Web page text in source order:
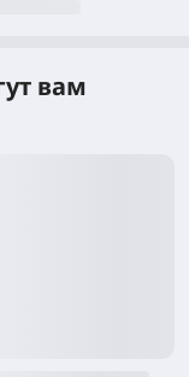
вам